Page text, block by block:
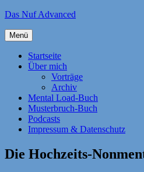
Zum
springen
Das Nuf Advanced
Menü
Startseite
Über mich
Vorträge
Archiv
Mental Load-Buch
Musterbruch-Buch
Podcasts
Impressum & Datenschutz
Die Hochzeits-